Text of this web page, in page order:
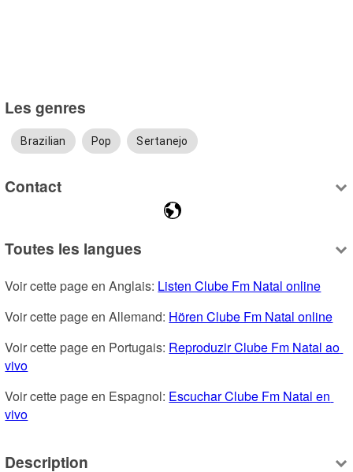
Les genres
Brazilian Pop Sertanejo
Contact
Toutes les langues
Voir cette page en Anglais: Listen Clube Fm Natal online
Voir cette page en Allemand: Hören Clube Fm Natal online
Voir cette page en Portugais: Reproduzir Clube Fm Natal ao
vivo
Voir cette page en Espagnol: Escuchar Clube Fm Natal en
vivo
Description